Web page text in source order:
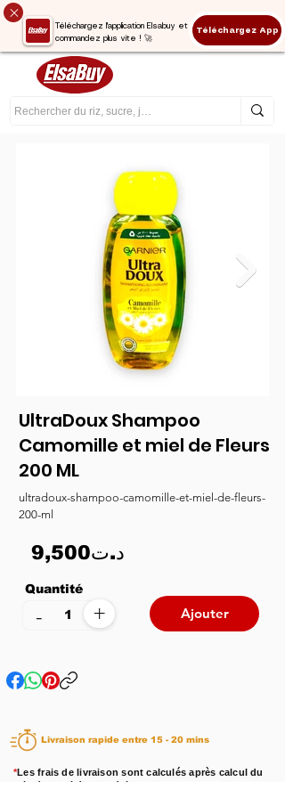
Téléchargez l'application Elsabuy et
commandez plus vite ! 🚀
Téléchargez App
UltraDoux Shampoo
Camomille et miel de Fleurs
200 ML
ultradoux-shampoo-camomille-et-miel-de-fleurs-
200-ml
9,500د.ت
Quantité
+
- Ajouter
Livraison rapide entre 15 - 20 mins
*Les frais de livraison sont calculés après calcul du
prix du total des produits